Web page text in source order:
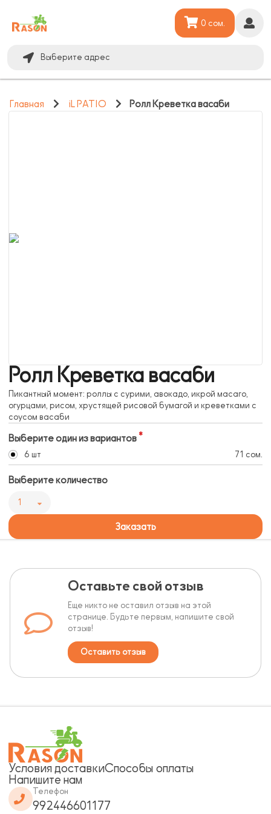
Выберите адрес
0 сом.
Главная iL PATIO Ролл Креветка васаби
Ролл Креветка васаби
Пикантный момент: роллы с сурими, авокадо, икрой масаго,
огурцами, рисом, хрустящей рисовой бумагой и креветками с
соусом васаби
Выберите один из вариантов
6 шт 71 сом.
Выберите количество
1
Заказать
Оставьте свой отзыв
Еще никто не оставил отзыв на этой
странице. Будьте первым, напишите свой
отзыв!
Оставить отзыв
Условия доставкиСпособы оплаты
Напишите нам
Телефон
992446601177